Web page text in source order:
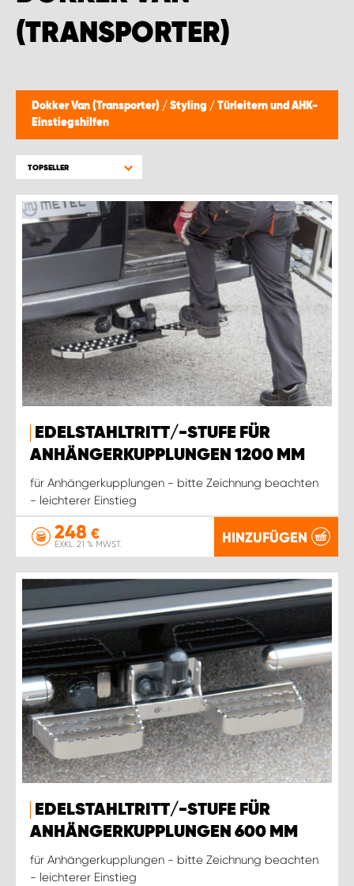
(TRANSPORTER)
Dokker Van (Transporter) / Styling / Türleitern und AHK-
Einstiegshilfen
TOPSELLER
EDELSTAHLTRITT/-STUFE FÜR
ANHÄNGERKUPPLUNGEN 1200 MM
für Anhängerkupplungen - bitte Zeichnung beachten
- leichterer Einstieg
248 €
EXKL. 21 % MWST. HINZUFÜGEN
EDELSTAHLTRITT/-STUFE FÜR
ANHÄNGERKUPPLUNGEN 600 MM
für Anhängerkupplungen - bitte Zeichnung beachten
- leichterer Einstieg
WORK SYSTEM BRÜSSEL
WORK SYSTEM NAMEN
WORK SYSTEM WORK SYSTEM BRÜGGE